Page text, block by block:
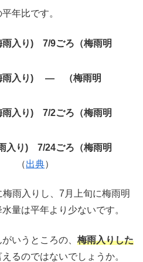
年比です。
雨入り) 7/9ごろ（梅雨明
雨入り) ― （梅雨明
雨入り) 7/2ごろ（梅雨明
入り) 7/24ごろ（梅雨明
（出典）
雨入りし、7月上旬に梅雨明
量は平年より少ないです。
いうところの、 梅雨入りした
えるのではないでしょうか。